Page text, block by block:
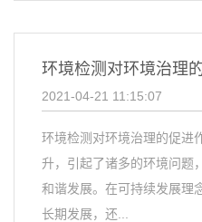
环境检测对环境治理
2021-04-21 11:15:07
环境检测对环境治理的促进
升，引起了诸多的环境问题
和谐发展。在可持续发展理
长期发展，还...